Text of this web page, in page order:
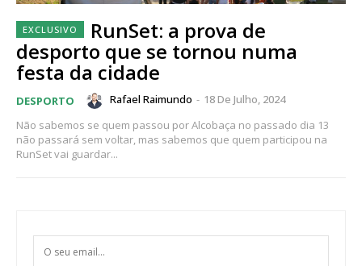
RunSet: a prova de
desporto que se tornou numa
festa da cidade
DESPORTO Rafael Raimundo - 18 De Julho, 2024
Não sabemos se quem passou por Alcobaça no passado dia 13
não passará sem voltar, mas sabemos que quem participou na
RunSet vai guardar...